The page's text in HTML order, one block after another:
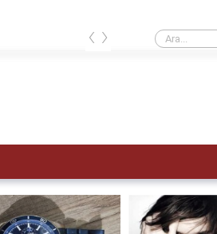
Kol saati kaç atm
‹ ›